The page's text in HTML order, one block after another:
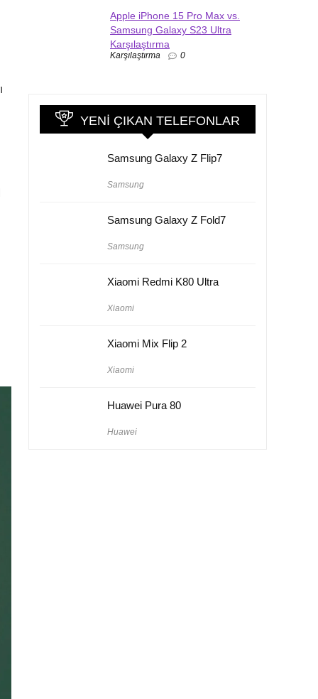
Apple iPhone 15 Pro Max vs.
Samsung Galaxy S23 Ultra
Karşılaştırma
Karşılaştırma 0
YENI ÇIKAN TELEFONLAR
Samsung Galaxy Z Flip7
Samsung
Samsung Galaxy Z Fold7
Samsung
Xiaomi Redmi K80 Ultra
Xiaomi
Xiaomi Mix Flip 2
Xiaomi
Huawei Pura 80
Huawei